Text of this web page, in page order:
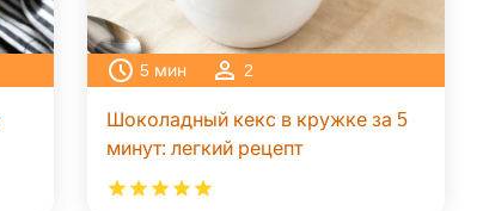
5 мин 2
Шоколадный кекс в кружке за 5
минут: легкий рецепт